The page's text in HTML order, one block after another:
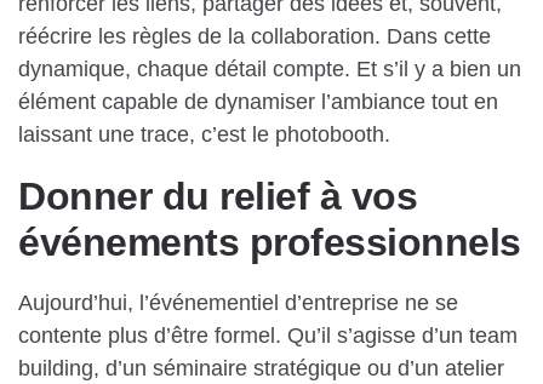
réécrire les règles de la collaboration. Dans cette
dynamique, chaque détail compte. Et s’il y a bien un
élément capable de dynamiser l’ambiance tout en
laissant une trace, c’est le photobooth.
Donner du relief à vos
événements professionnels
Aujourd’hui, l’événementiel d’entreprise ne se
contente plus d’être formel. Qu’il s’agisse d’un team
building, d’un séminaire stratégique ou d’un atelier